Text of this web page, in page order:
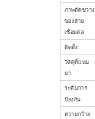
ภาพตัดขวาง
ของสาย
เชื่อมต่อ
ติดตั้ง
วัสดุที่แนบ
มา
ระดับการ
ป้องกัน
ความกว้าง